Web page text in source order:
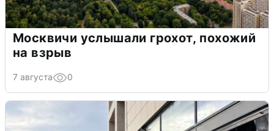
Москвичи услышали грохот, похожий
на взрыв
7 августа 0